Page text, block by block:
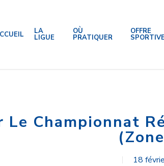
LA
LIGUE
OÙ
PRATIQUER
OFFRE
Le Championnat
18